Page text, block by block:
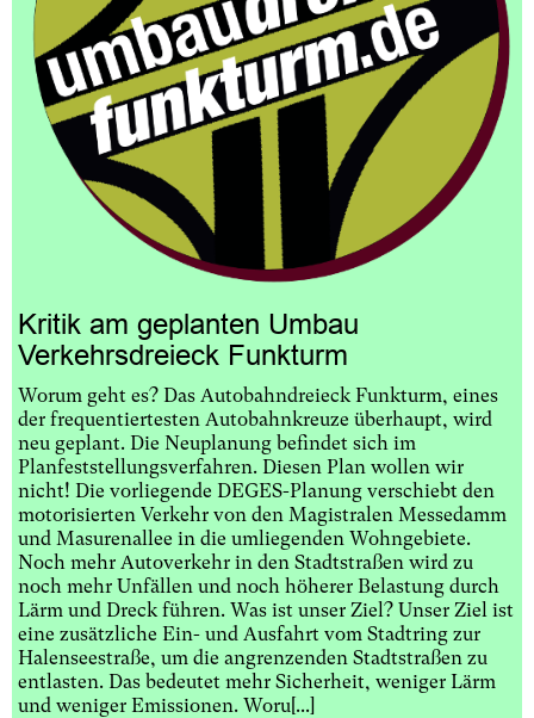
Kritik am geplanten Umbau
Verkehrsdreieck Funkturm
Worum geht es? Das Autobahndreieck Funkturm, eines
der frequentiertesten Autobahnkreuze überhaupt, wird
neu geplant. Die Neuplanung befindet sich im
Planfeststellungsverfahren. Diesen Plan wollen wir
nicht! Die vorliegende DEGES-Planung verschiebt den
motorisierten Verkehr von den Magistralen Messedamm
und Masurenallee in die umliegenden Wohngebiete.
Noch mehr Autoverkehr in den Stadtstraßen wird zu
noch mehr Unfällen und noch höherer Belastung durch
Lärm und Dreck führen. Was ist unser Ziel? Unser Ziel ist
eine zusätzliche Ein- und Ausfahrt vom Stadtring zur
Halenseestraße, um die angrenzenden Stadtstraßen zu
entlasten. Das bedeutet mehr Sicherheit, weniger Lärm
und weniger Emissionen. Woru[...]